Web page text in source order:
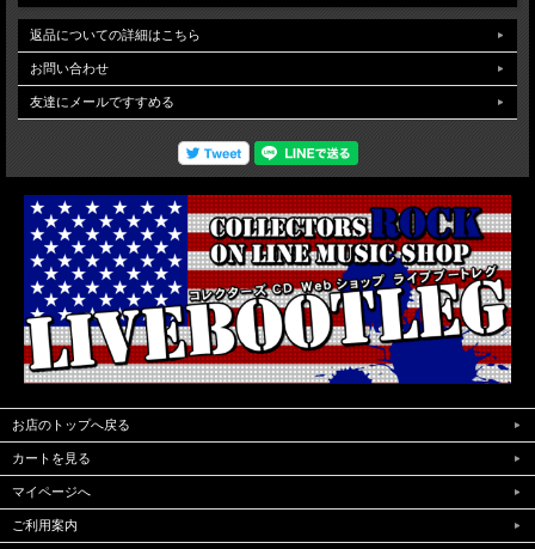
返品についての詳細はこちら
お問い合わせ
友達にメールですすめる
お店のトップへ戻る
カートを見る
マイページへ
ご利用案内